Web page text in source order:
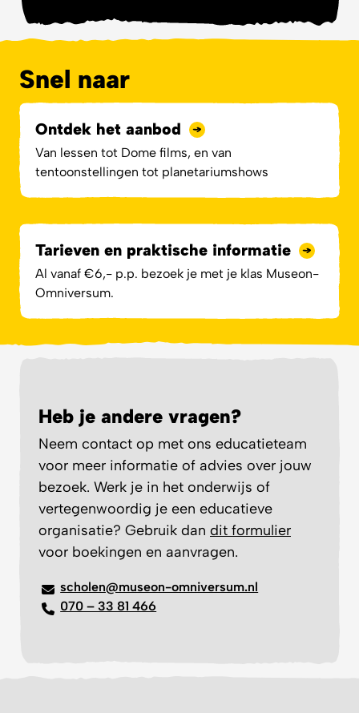
Snel naar
Ontdek het aanbod
Van lessen tot Dome films, en van
tentoonstellingen tot planetariumshows
Tarieven en praktische informatie
Al vanaf €6,- p.p. bezoek je met je klas Museon-
Omniversum.
Heb je andere vragen?
Neem contact op met ons educatieteam
voor meer informatie of advies over jouw
bezoek. Werk je in het onderwijs of
vertegenwoordig je een educatieve
organisatie? Gebruik dan dit formulier
voor boekingen en aanvragen.
scholen@museon-omniversum.nl
070 – 33 81 466